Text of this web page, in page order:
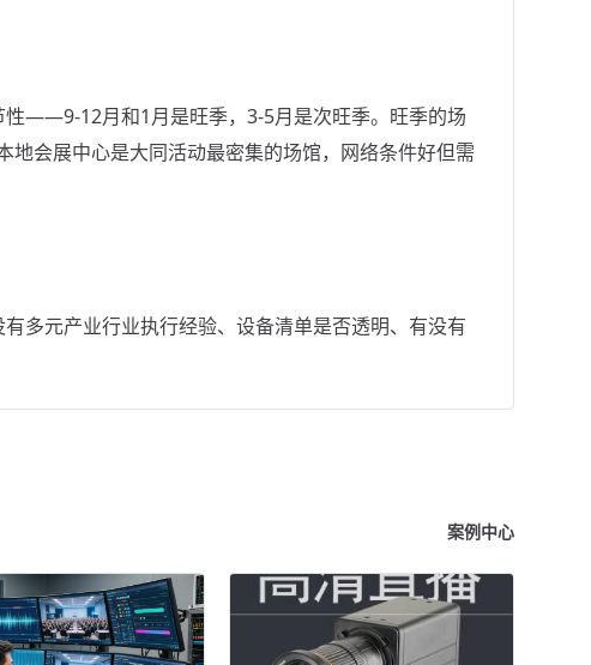
性——9-12月和1月是旺季，3-5月是次旺季。旺季的场
地会展中心是大同活动最密集的场馆，网络条件好但需
多元产业行业执行经验、设备清单是否透明、有没有
案例中心